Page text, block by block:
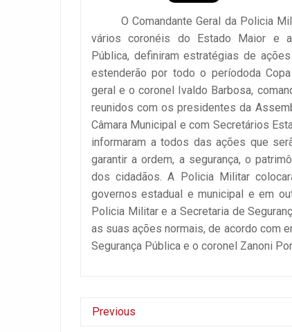
O Comandante Geral da Policia
vários coronéis do Estado Maior e
Pública, definiram estratégias de
estenderão por todo o períododa
geral e o coronel Ivaldo Barbosa,
reunidos com os presidentes da
Câmara Municipal e com Secretários
informaram a todos das ações que
garantir a ordem, a segurança, o
dos cidadãos. A Policia Militar
governos estadual e municipal e em
Policia Militar e a Secretaria de
as suas ações normais, de acordo com
Segurança Pública e o coronel Zanoni
Previous